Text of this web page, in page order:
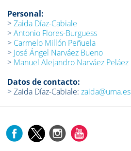
Personal:
>Zaida Díaz-Cabiale
>Antonio Flores-Burguess
> Carmelo Millón Peñuela
> José Ángel Narváez Bueno
> Manuel Alejandro Narváez Peláez
Datos de contacto:
> Zaida Díaz-Cabiale: zaida@uma.es